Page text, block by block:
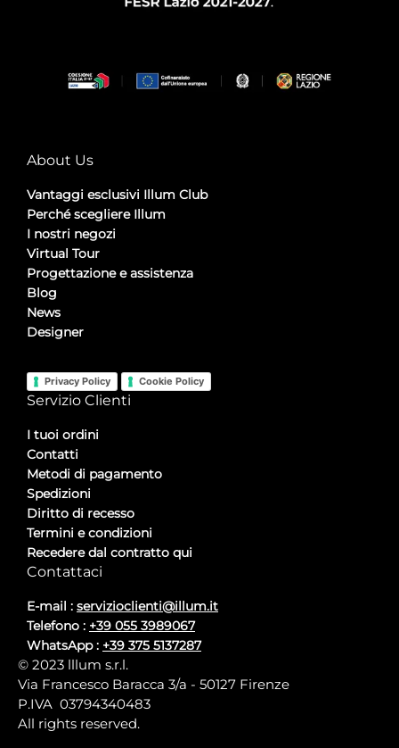
About Us
Vantaggi esclusivi Illum Club
Perché scegliere Illum
I nostri negozi
Virtual Tour
Progettazione e assistenza
Blog
News
Designer
Privacy Policy Cookie Policy
Servizio Clienti
I tuoi ordini
Contatti
Metodi di pagamento
Spedizioni
Diritto di recesso
Termini e condizioni
Recedere dal contratto qui
Contattaci
E-mail : servizioclienti@illum.it
Telefono : +39 055 3989067
WhatsApp : +39 375 5137287
© 2023 lllum s.r.l.
Via Francesco Baracca 3/a - 50127 Firenze
P.IVA 03794340483
All rights reserved.